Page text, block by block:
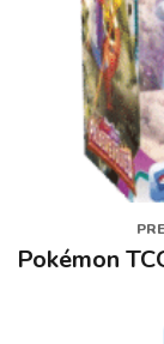
Pokémon